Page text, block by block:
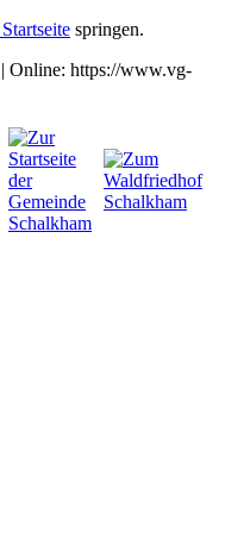
springen.
| Online: https://www.vg-